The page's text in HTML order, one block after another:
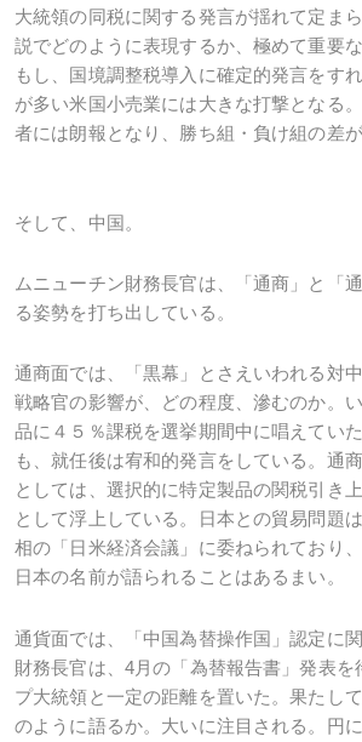
大統領の同税に関する発言が揺れて定ま
説でどのように表現するか、極めて重要
もし、国境調整税導入に確定的発言をす
が多い米国小売業には大きな打撃となる
者には朗報となり、勝ち組・負け組の差が
そして、中国。
ムニューチン財務長官は、「通商」と「
る姿勢を打ち出している。
通商面では、「黒幕」とさえいわれる対
戦略官の影響が、どの程度、滲むのか。
品に４５％課税を選挙期間中に唱えてい
も、就任後は宥和的発言をしている。通
としては、選択的に特定製品の関税引き
として浮上している。日本との貿易問題
相の「日米経済会議」に委ねられており
日本の名前が語られることはあるまい。
通貨面では、「中国為替操作国」認定に
財務長官は、 4月の「為替報告書」発表
プ大統領と一定の距離を置いた。果たし
のように語るか。大いに注目される。円